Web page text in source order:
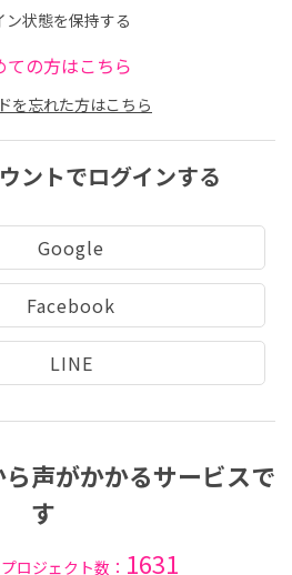
ン状態を保持する
ての方はこちら
を忘れた方はこちら
ントでログインする
Google
Facebook
LINE
声がかかるサービスで
す
ロジェクト数： 1631